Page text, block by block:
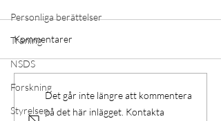
Personliga berättelser
Träning
NSDS
Forskning
Styrelsen
Norrlands universitetssjukhus först
med nytt sätt att operera skolios
Ryggsektionen vid Norrlands
universitetssjukhus blev först i Sverige
med att utföra en så kallad VBT-
operation....
Kommentarer
Det går inte längre att kommentera
på det här inlägget. Kontakta